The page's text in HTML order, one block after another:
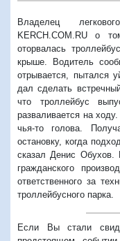
Владелец
KERCH.COM.RU о
оторвалась
крыше. Водитель
отрывается, пытался
дал сделать
что троллейбус
разваливается на
чья-то голова.
остановку, когда
сказал Денис Обухов.
гражданского
ответственного за
троллейбусного парка.
Если Вы стали